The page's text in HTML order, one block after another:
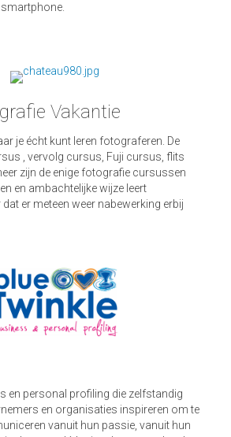
Vakantie
je écht kunt leren fotograferen. De
, vervolg cursus, Fuji cursus, flits
zijn de enige fotografie cursussen
en ambachtelijke wijze leert
er meteen weer nabewerking erbij
en personal profiling die zelfstandig
en organisaties inspireren om te
vanuit hun passie, vanuit hun